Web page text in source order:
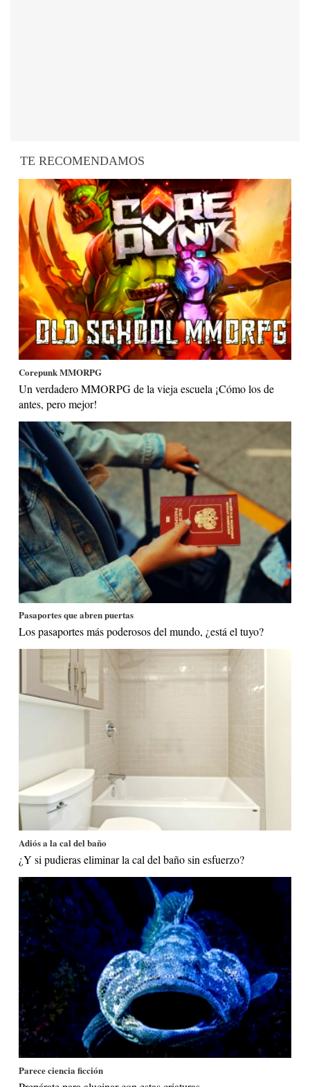
TE RECOMENDAMOS
Corepunk MMORPG
Un verdadero MMORPG de la vieja escuela ¡Cómo los de
antes, pero mejor!
Pasaportes que abren puertas
Los pasaportes más poderosos del mundo, ¿está el tuyo?
Adiós a la cal del baño
¿Y si pudieras eliminar la cal del baño sin esfuerzo?
Parece ciencia ficción